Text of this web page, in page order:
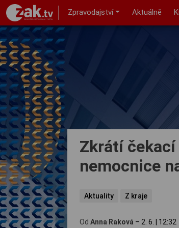
Zpravodajství Aktuálně
Zkrátí čekací
nemocnice
Aktuality Z kraje
Od Anna Raková – 2. 6. 12:32